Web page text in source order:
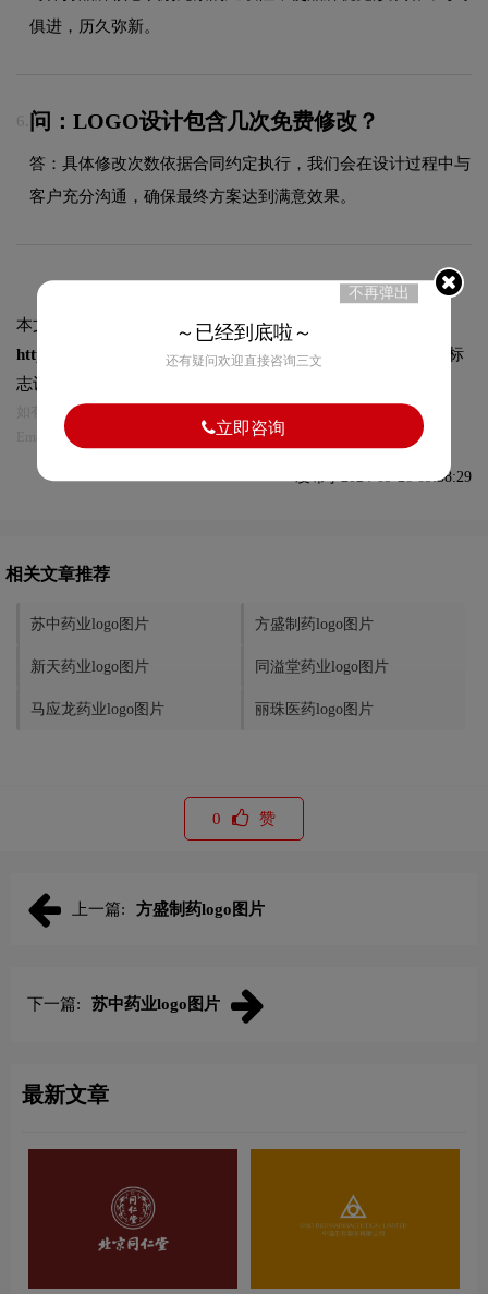
俱进，历久弥新。
6. 问：LOGO设计包含几次免费修改？
答：具体修改次数依据合同约定执行，我们会在设计过程中与
客户充分沟通，确保最终方案达到满意效果。
本文标题和链接
绿叶医药logo图片:
https://logo9.net/works/12929.html转载时请注明出处为诗宸标
志设计及本链接!
如有内容侵犯您的合法权益，请及时与我们联系
Email:75696531@qq.com，我们将第一时间安排删除。
发布于2024-09-26 09:58:29
相关文章推荐
苏中药业logo图片 方盛制药logo图片
新天药业logo图片 同溢堂药业logo图片
马应龙药业logo图片 丽珠医药logo图片
0 赞
上一篇: 方盛制药logo图片
下一篇: 苏中药业logo图片
最新文章
不再弹出
～已经到底啦～
还有疑问欢迎直接咨询三文
立即咨询